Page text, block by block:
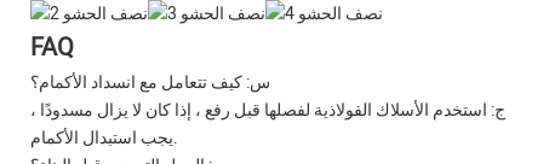
FAQ
س: كيف تتعامل مع انسداد الأكمام؟
ج: استخدم الأسلاك الفولاذية لفصلها قبل رفع ، إذا كان لا يزال مسدودًا ،
يجب استبدال الأكمام.